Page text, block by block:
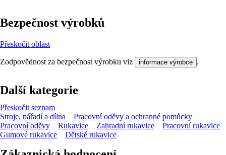
Bezpečnost výrobků
Přeskočit oblast
Zodpovědnost za bezpečnost výrobku viz informace výrobce .
Další kategorie
Přeskočit seznam
Stroje, nářadí a dílna
Pracovní oděvy a ochranné pomůcky
Pracovní oděvy
Rukavice Zahradní rukavice
Pracovní rukavice
Gumové rukavice
Dětské rukavice